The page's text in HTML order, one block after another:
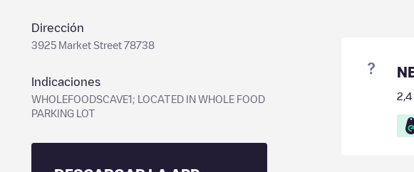
Dirección
3925 Market Street 78738
Indicaciones
WHOLEFOODSCAVE1; LOCATED IN WHOLE FOOD
PARKING LOT
2,4